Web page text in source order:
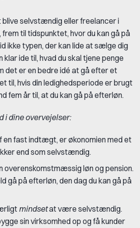
blive selvstændig eller freelancer i
til tidspunktet, hvor du kan gå på
ikke typen, der kan lide at sælge dig
klar ide til, hvad du skal tjene penge
det er en bedre idé at gå efter et
til, hvis din ledighedsperiode er brugt
fem år til, at du kan gå på efterløn.
i dine overvejelser:
en fast indtægt, er økonomien med et
end som selvstændig.
overenskomstmæssig løn og pension.
gå på efterløn, den dag du kan gå på
mindsetat være selvstændig.
sin virksomhed op og få kunder